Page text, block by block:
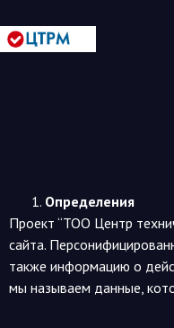
Определения
Проект “ТОО Центр
сайта.
также информацию о
мы называем данные,